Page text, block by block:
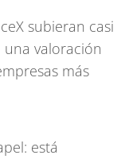
subieran casi
valoración
más
está